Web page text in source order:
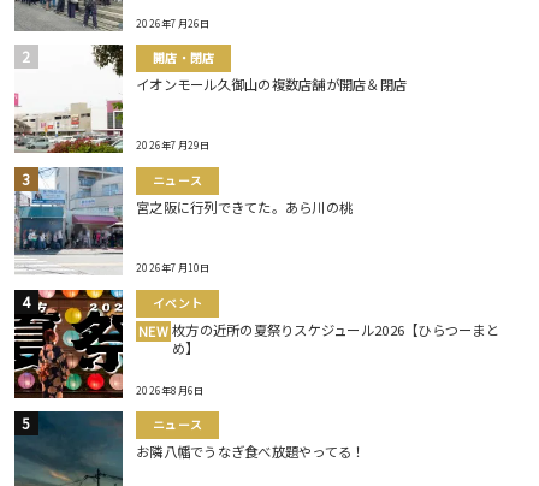
2026年7月26日
開店・閉店
イオンモール久御山の複数店舗が開店＆閉店
2026年7月29日
ニュース
宮之阪に行列できてた。あら川の桃
2026年7月10日
イベント
NEW 枚方の近所の夏祭りスケジュール2026【ひらつーまと
め】
2026年8月6日
ニュース
お隣八幡でうなぎ食べ放題やってる！